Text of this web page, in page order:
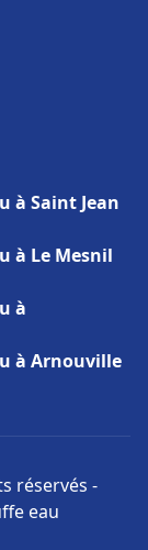
à Saint Jean
à Le Mesnil
à
à Arnouville
réservés -
eau